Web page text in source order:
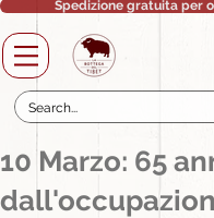
Spedizione gratuita per
10 Marzo: 65